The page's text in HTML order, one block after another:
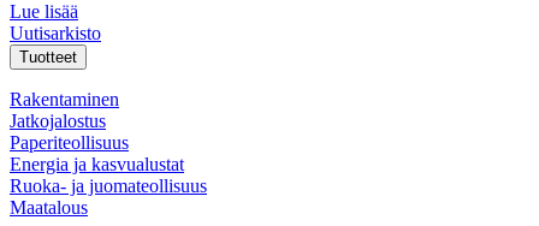
Lue lisää
Uutisarkisto
Tuotteet
Rakentaminen
Jatkojalostus
Paperiteollisuus
Energia ja kasvualustat
Ruoka- ja juomateollisuus
Maatalous